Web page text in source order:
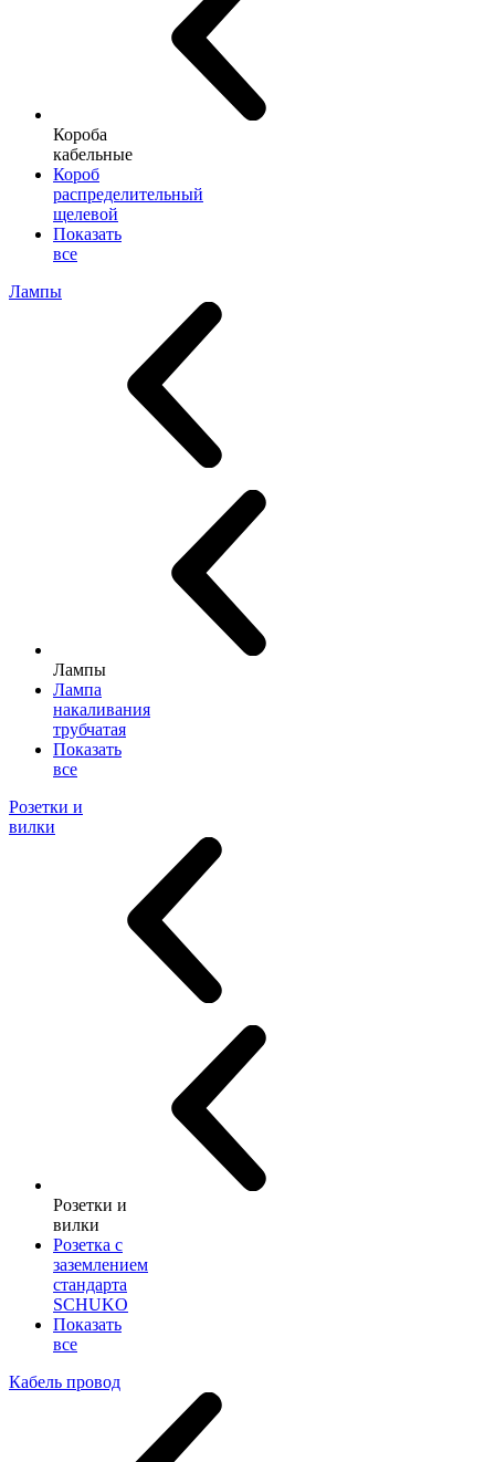
Короба
кабельные
Короб
распределительный
щелевой
Показать
все
Лампы
Лампы
Лампа
накаливания
трубчатая
Показать
все
Розетки и
вилки
Розетки и
вилки
Розетка с
заземлением
стандарта
SCHUKO
Показать
все
Кабель провод